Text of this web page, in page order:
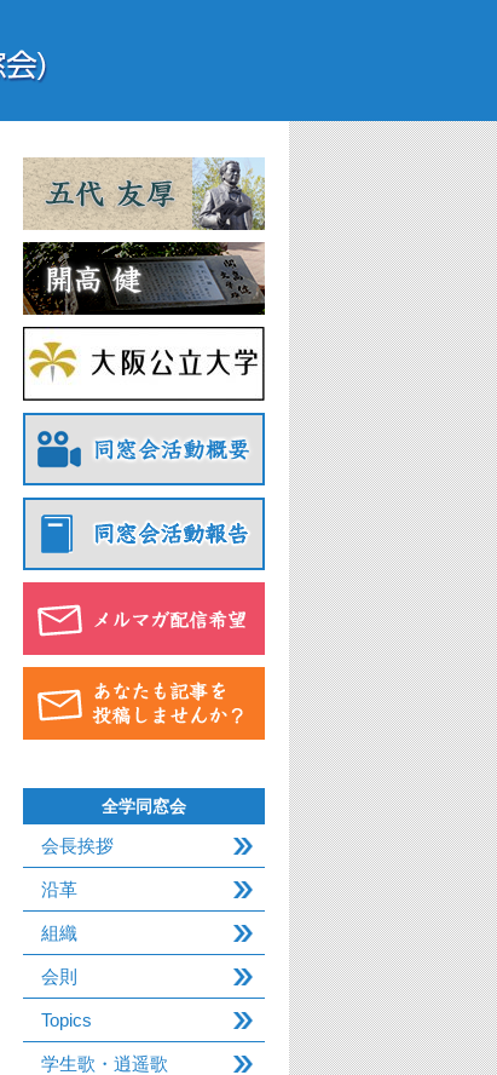
全学同窓会
会長挨拶
沿革
組織
会則
Topics
学生歌・逍遥歌